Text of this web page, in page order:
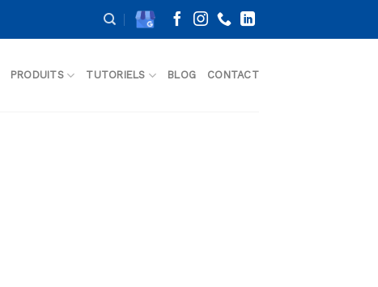
PRODUITS TUTORIELS BLOG CONTACT